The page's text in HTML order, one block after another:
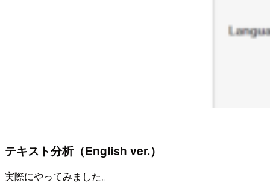
テキスト分析（English ver.）
実際にやってみました。